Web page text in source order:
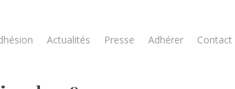
Actualités Presse Adhérer Contact